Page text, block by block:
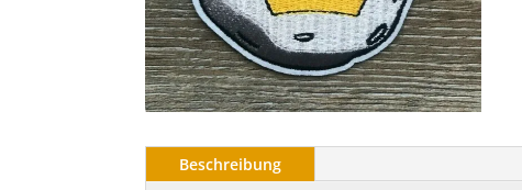
Beschreibung